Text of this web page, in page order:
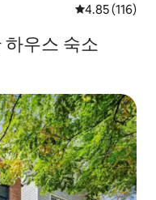
평점 4.85점(5
4.85 (116)
우스 숙소